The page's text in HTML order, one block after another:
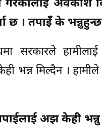
गरेकालाई अवकाश
छ । तपाईँ के
सरकारले
भन्न मिल्दैन । हामीले
अझ केही